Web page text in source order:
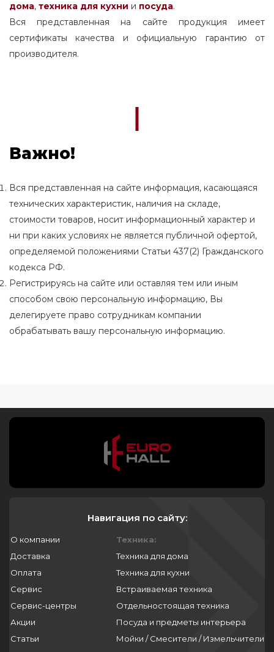
дома, техника для кухни и посуда.
Вся представленная на сайте продукция имеет
сертификаты качества и официальную гарантию от
производителя.
Важно!
Вся представленная на сайте информация, касающаяся
технических характеристик, наличия на складе,
стоимости товаров, носит информационный характер и
ни при каких условиях не является публичной офертой,
определяемой положениями Статьи 437(2) Гражданского
кодекса РФ.
Регистрируясь на сайте или оставляя тем или иным
способом свою персональную информацию, Вы
делегируете право сотрудникам компании
обрабатывать вашу персональную информацию.
Навигация по сайту:
О компании
Доставка
Оплата
Сервис
Сервис-центры
Акции
Статьи
Техника:
Техника для дома
Техника для кухни
Встраиваемая техника
Отдельностоящая техника
Посуда и предметы интерьера
Мойки / Смесители / Измельчители